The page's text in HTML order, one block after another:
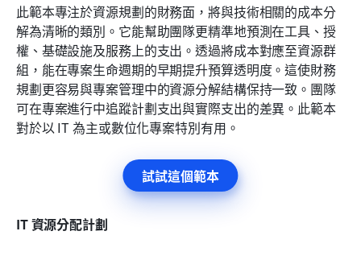
此範本專注於資源規劃的財務面，將與技術相關的成本分
解為清晰的類別。它能幫助團隊更精準地預測在工具、授
權、基礎設施及服務上的支出。透過將成本對應至資源群
組，能在專案生命週期的早期提升預算透明度。這使財務
規劃更容易與專案管理中的資源分解結構保持一致。團隊
可在專案進行中追蹤計劃支出與實際支出的差異。此範本
對於以 IT 為主或數位化專案特別有用。
試試這個範本
IT 資源分配計劃